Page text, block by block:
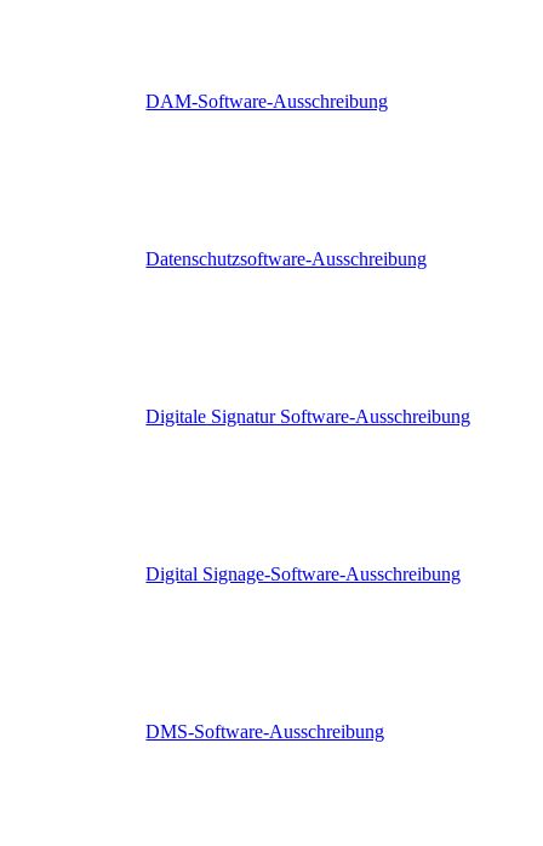
DAM-Software-Ausschreibung
Datenschutzsoftware-Ausschreibung
Digitale Signatur Software-Ausschreibung
Digital Signage-Software-Ausschreibung
DMS-Software-Ausschreibung